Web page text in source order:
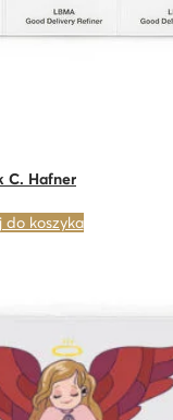
C. Hafner
do koszyka